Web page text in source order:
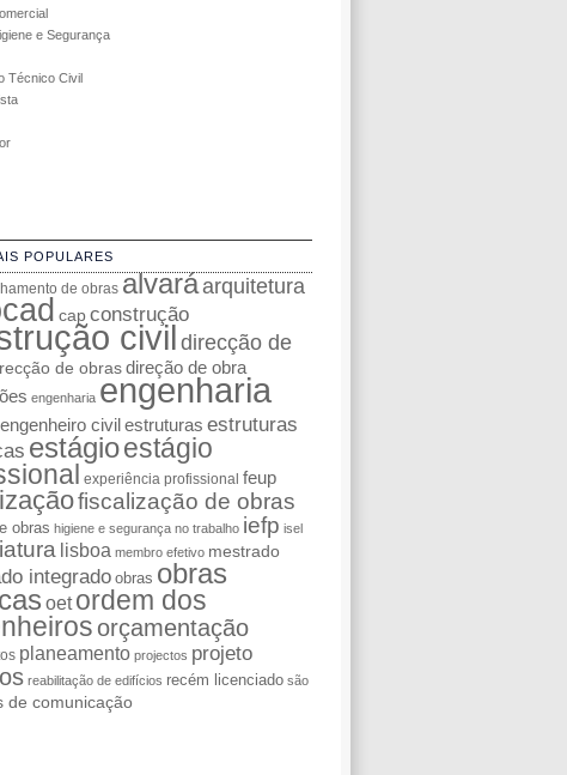
e Segurança
Técnico Civil
POPULARES
de obras alvaráarquitetura
cap construção
civil direcção de
de obras direção de obra
engenharia engenharia
engenheiro civil estruturas estruturas
estágioestágio
experiência profissional feup
fiscalização de obras
obras higiene e segurança no trabalho iefp isel
lisboa membro efetivo mestrado
integrado obras obras
oet ordem dos
orçamentação
planeamento projectos projeto
reabilitação de edifícios recém licenciado são
de comunicação